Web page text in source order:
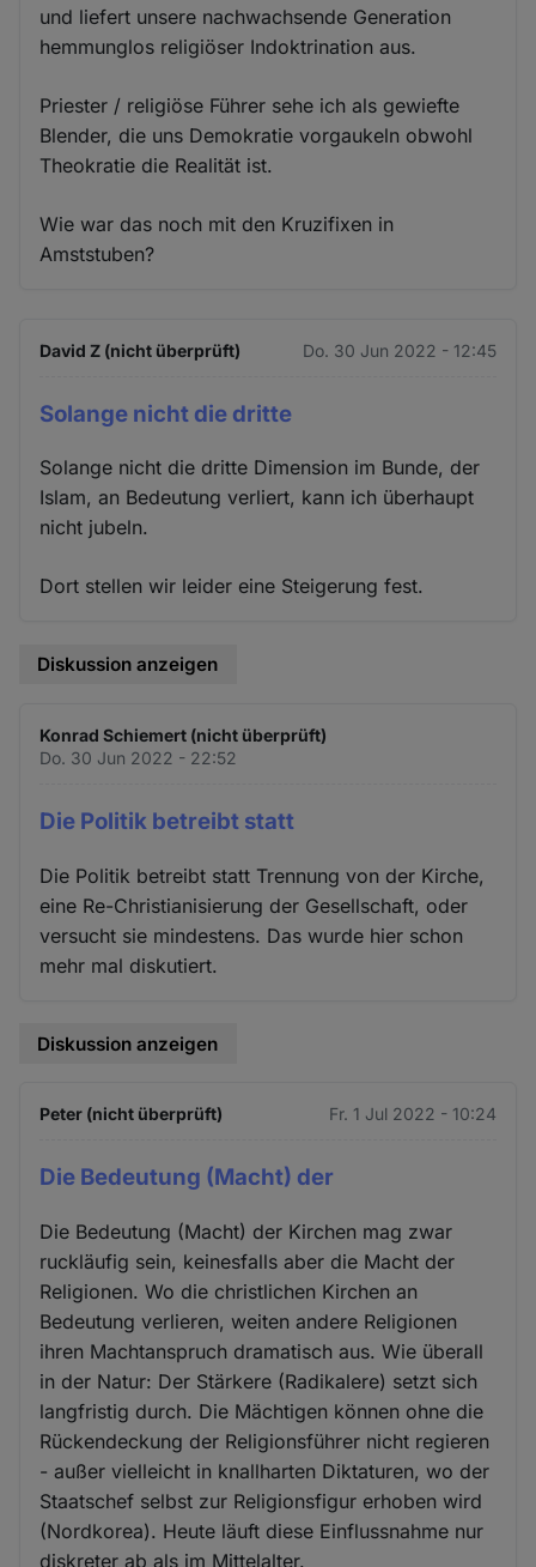
und liefert unsere nachwachsende Generation
hemmunglos religiöser Indoktrination aus.
Priester / religiöse Führer sehe ich als gewiefte
Blender, die uns Demokratie vorgaukeln obwohl
Theokratie die Realität ist.
Wie war das noch mit den Kruzifixen in
Amststuben?
David Z (nicht überprüft) Do. 30 Jun 2022 - 12:45
Solange nicht die dritte
Solange nicht die dritte Dimension im Bunde, der
Islam, an Bedeutung verliert, kann ich überhaupt
nicht jubeln.
Dort stellen wir leider eine Steigerung fest.
Diskussion anzeigen
Konrad Schiemert (nicht überprüft)
Do. 30 Jun 2022 - 22:52
Die Politik betreibt statt
Die Politik betreibt statt Trennung von der Kirche,
eine Re-Christianisierung der Gesellschaft, oder
versucht sie mindestens. Das wurde hier schon
mehr mal diskutiert.
Diskussion anzeigen
Peter (nicht überprüft) Fr. 1 Jul 2022 - 10:24
Die Bedeutung (Macht) der
Die Bedeutung (Macht) der Kirchen mag zwar
ruckläufig sein, keinesfalls aber die Macht der
Religionen. Wo die christlichen Kirchen an
Bedeutung verlieren, weiten andere Religionen
ihren Machtanspruch dramatisch aus. Wie überall
in der Natur: Der Stärkere (Radikalere) setzt sich
langfristig durch. Die Mächtigen können ohne die
Rückendeckung der Religionsführer nicht regieren
- außer vielleicht in knallharten Diktaturen, wo der
Staatschef selbst zur Religionsfigur erhoben wird
(Nordkorea). Heute läuft diese Einflussnahme nur
diskreter ab als im Mittelalter.